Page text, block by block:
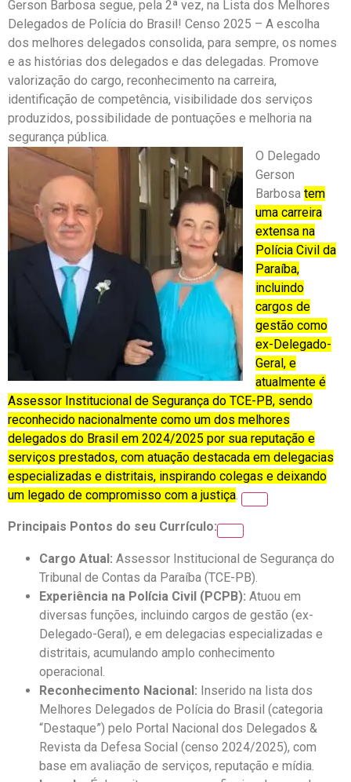
Gerson Barbosa segue, pela 2ª vez, na Lista dos Melhores
Delegados de Polícia do Brasil! Censo 2025 – A escolha
dos melhores delegados consolida, para sempre, os nomes
e as histórias dos delegados e das delegadas. Promove
valorização do cargo, reconhecimento na carreira,
identificação de competência, visibilidade dos serviços
produzidos, possibilidade de pontuações e melhoria na
segurança pública.
O Delegado
Gerson
Barbosa tem
uma carreira
extensa na
Polícia Civil da
Paraíba,
incluindo
cargos de
gestão como
ex-Delegado-
Geral, e
atualmente é
Assessor Institucional de Segurança do TCE-PB, sendo
reconhecido nacionalmente como um dos melhores
delegados do Brasil em 2024/2025 por sua reputação e
serviços prestados, com atuação destacada em delegacias
especializadas e distritais, inspirando colegas e deixando
um legado de compromisso com a justiça
Principais Pontos do seu Currículo:
Cargo Atual: Assessor Institucional de Segurança do
Tribunal de Contas da Paraíba (TCE-PB).
Experiência na Polícia Civil (PCPB): Atuou em
diversas funções, incluindo cargos de gestão (ex-
Delegado-Geral), e em delegacias especializadas e
distritais, acumulando amplo conhecimento
operacional.
Reconhecimento Nacional: Inserido na lista dos
Melhores Delegados de Polícia do Brasil (categoria
“Destaque”) pelo Portal Nacional dos Delegados &
Revista da Defesa Social (censo 2024/2025), com
base em avaliação de serviços, reputação e mídia.